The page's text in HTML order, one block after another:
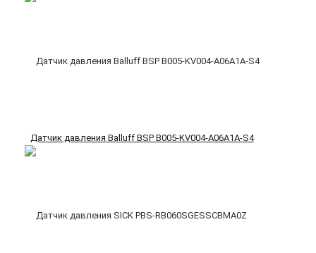
Датчик давления Balluff BSP B005-KV004-A06A1A-S4